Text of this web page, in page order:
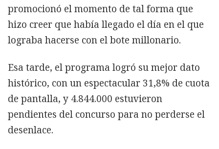
promocionó el momento de tal forma que
hizo creer que había llegado el día en el que
lograba hacerse con el bote millonario.
Esa tarde, el programa logró su mejor dato
histórico, con un espectacular 31,8% de cuota
de pantalla, y 4.844.000 estuvieron
pendientes del concurso para no perderse el
desenlace.